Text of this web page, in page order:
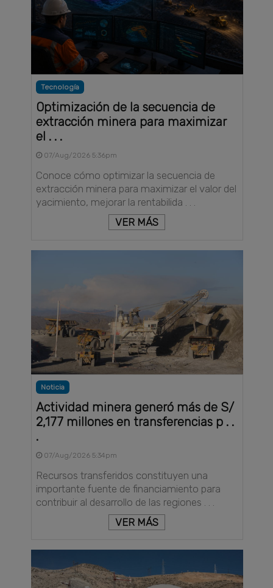
Tecnología
Optimización de la secuencia de
extracción minera para maximizar
el . . .
07/Aug/2026 5:36pm
Conoce cómo optimizar la secuencia de
extracción minera para maximizar el valor del
yacimiento, mejorar la rentabilida . . .
VER MÁS
Noticia
Actividad minera generó más de S/
2,177 millones en transferencias p . .
.
07/Aug/2026 5:34pm
Recursos transferidos constituyen una
importante fuente de financiamiento para
contribuir al desarrollo de las regiones . . .
VER MÁS